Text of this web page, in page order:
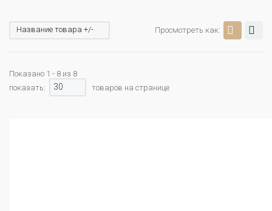
Просмотреть как:
Название товара +/-
Показано 1 - 8 из 8
показать:
30 товаров на странице